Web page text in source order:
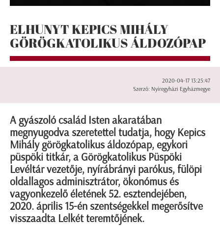
ELHUNYT KEPICS MIHÁLY
GÖRÖGKATOLIKUS ÁLDOZÓPAP
2020-04-17 13:25:47
Szerző: Nyíregyházi Egyházmegye
A gyászoló család Isten akaratában
megnyugodva szeretettel tudatja, hogy Kepics
Mihály görögkatolikus áldozópap, egykori
püspöki titkár, a Görögkatolikus Püspöki
Levéltár vezetője, nyírábrányi parókus, fülöpi
oldallagos adminisztrátor, ökonómus és
vagyonkezelő életének 52. esztendejében,
2020. április 15-én szentségekkel megerősítve
visszaadta Lelkét teremtőjének.